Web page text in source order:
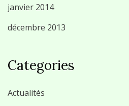
janvier 2014
décembre 2013
Categories
Actualités